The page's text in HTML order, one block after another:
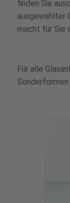
finden Sie
ausgewählter
macht für Sie
Für alle